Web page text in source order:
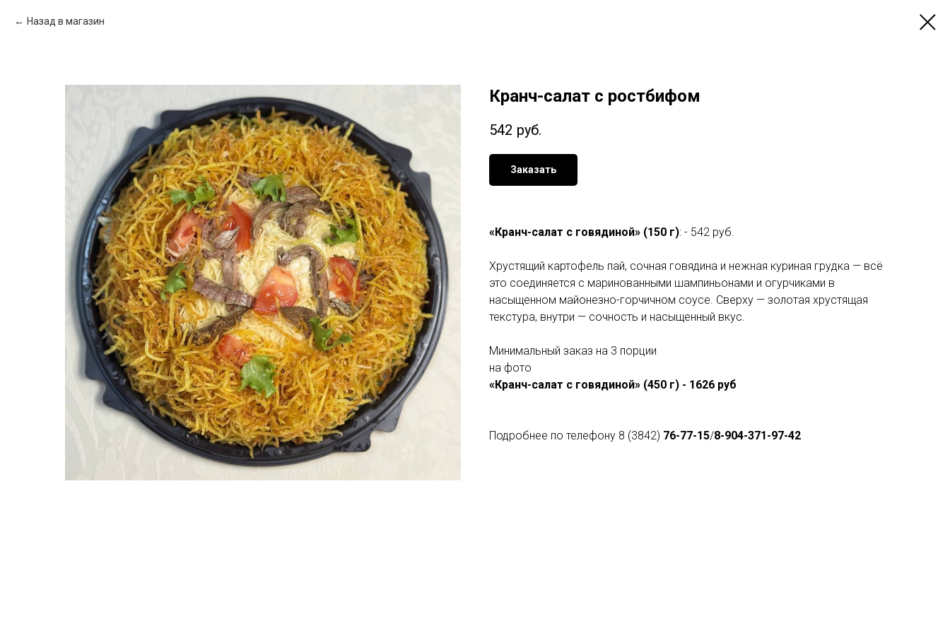
Назад в магазин
Кранч-салат с ростбифом
542 руб.
Заказать
«Кранч-салат с говядиной» (150 г): - 542 руб.
Хрустящий картофель пай, сочная говядина и нежная куриная грудка — всё
это соединяется с маринованными шампиньонами и огурчиками в
насыщенном майонезно-горчичном соусе. Сверху — золотая хрустящая
текстура, внутри — сочность и насыщенный вкус.
Минимальный заказ на 3 порции
на фото
«Кранч-салат с говядиной» (450 г) - 1626 руб
Подробнее по телефону 8 (3842) 76-77-15/8-904-371-97-42